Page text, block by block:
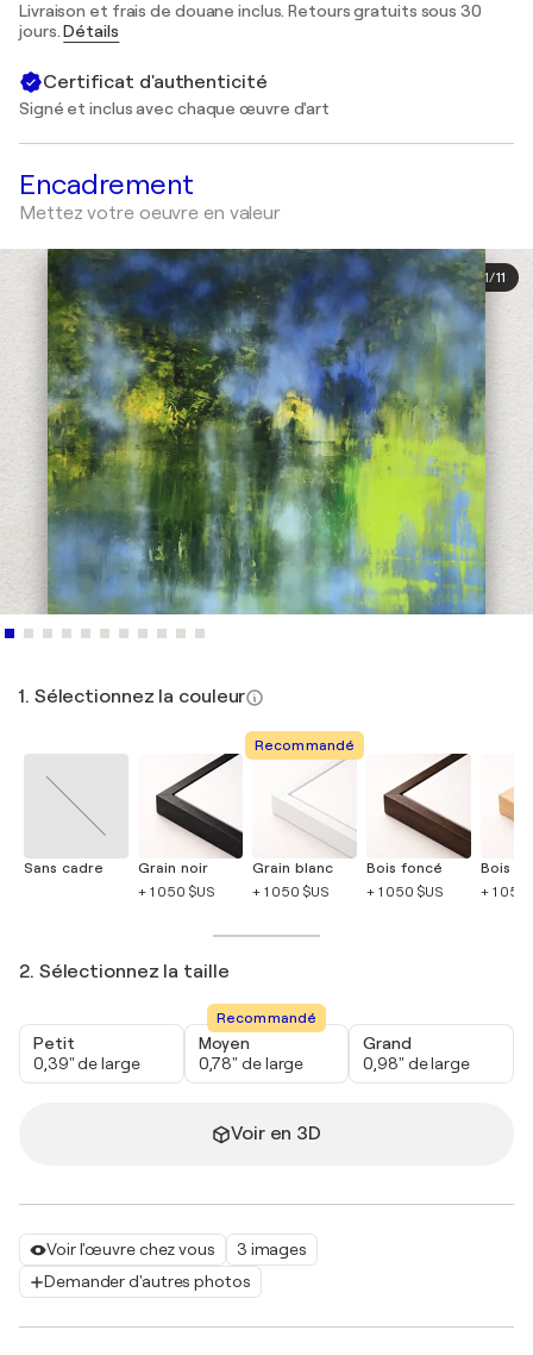
Voir l'œuvre chez vous
3 images
Demander d'autres photos
Livraison et frais de douane inclus. Retours gratuits sous 30
jours.Détails
Certificat d'authenticité
Signé et inclus avec chaque œuvre d'art
Encadrement
Mettez votre oeuvre en valeur
1/11
1. Sélectionnez la couleur
Sans cadre
Grain noir
+ 1 050 $US
Recommandé
Grain blanc
+ 1 050 $US
Bois foncé
+ 1 050 $US
Bois
+ 1 050
2. Sélectionnez la taille
Petit
0,39" de large
Recommandé
Moyen
0,78" de large
Grand
0,98" de large
Voir en 3D